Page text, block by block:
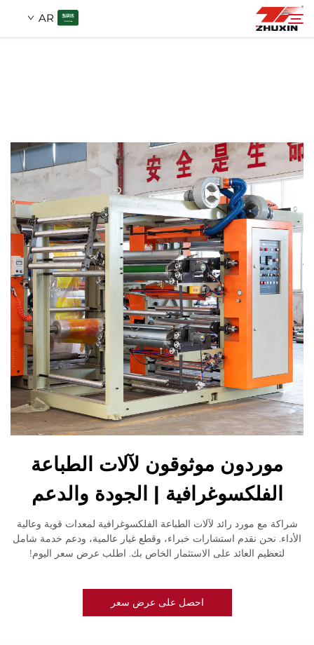
AR
شركة
أخبار
اتصل
الأسئلة الشائعة
موردون موثوقون لآلات الطباعة
الفلكسوغرافية | الجودة والدعم
شراكة مع مورد رائد لآلات الطباعة الفلكسوغرافية لمعدات قوية وعالية
الأداء. نحن نقدم استشارات خبراء، وقطع غيار عالمية، ودعم خدمة شامل
لتعظيم العائد على الاستثمار الخاص بك. اطلب عرض سعر اليوم!
احصل على عرض سعر